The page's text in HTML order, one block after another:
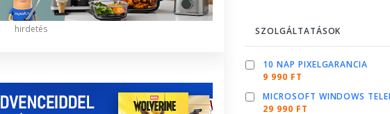
hirdetés SZOLGÁLTATÁSOK
10 NAP PIXELGARANCIA
9 990 FT
MICROSOFT WINDOWS
29 990 FT